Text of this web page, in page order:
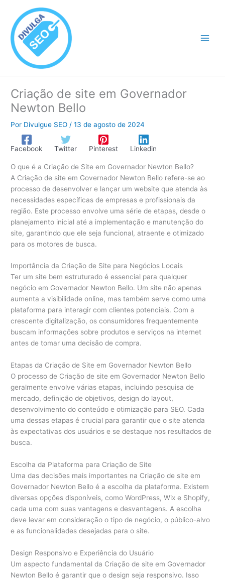
conteúdo
Criação de site em Governador
Newton Bello
Por Divulgue SEO /13 de agosto de 2024
Facebook Twitter Pinterest Linkedin
O que é a Criação de Site em Governador Newton Bello?
A Criação de site em Governador Newton Bello refere-se ao
processo de desenvolver e lançar um website que atenda às
necessidades específicas de empresas e profissionais da
região. Este processo envolve uma série de etapas, desde o
planejamento inicial até a implementação e manutenção do
site, garantindo que ele seja funcional, atraente e otimizado
para os motores de busca.
Importância da Criação de Site para Negócios Locais
Ter um site bem estruturado é essencial para qualquer
negócio em Governador Newton Bello. Um site não apenas
aumenta a visibilidade online, mas também serve como uma
plataforma para interagir com clientes potenciais. Com a
crescente digitalização, os consumidores frequentemente
buscam informações sobre produtos e serviços na internet
antes de tomar uma decisão de compra.
Etapas da Criação de Site em Governador Newton Bello
O processo de Criação de site em Governador Newton Bello
geralmente envolve várias etapas, incluindo pesquisa de
mercado, definição de objetivos, design do layout,
desenvolvimento do conteúdo e otimização para SEO. Cada
uma dessas etapas é crucial para garantir que o site atenda
às expectativas dos usuários e se destaque nos resultados de
busca.
Escolha da Plataforma para Criação de Site
Uma das decisões mais importantes na Criação de site em
Governador Newton Bello é a escolha da plataforma. Existem
diversas opções disponíveis, como WordPress, Wix e Shopify,
cada uma com suas vantagens e desvantagens. A escolha
deve levar em consideração o tipo de negócio, o público-alvo
e as funcionalidades desejadas para o site.
Design Responsivo e Experiência do Usuário
Um aspecto fundamental da Criação de site em Governador
Newton Bello é garantir que o design seja responsivo. Isso